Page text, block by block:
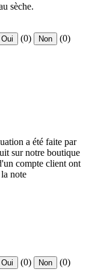
sèche.
Oui (0) Non (0)
a été faite par
sur notre boutique
compte client ont
note
Oui (0) Non (0)